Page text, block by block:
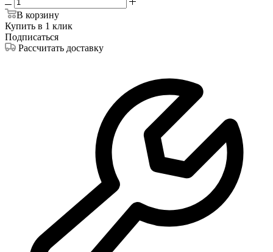
В корзину
Купить в 1 клик
Подписаться
Рассчитать доставку